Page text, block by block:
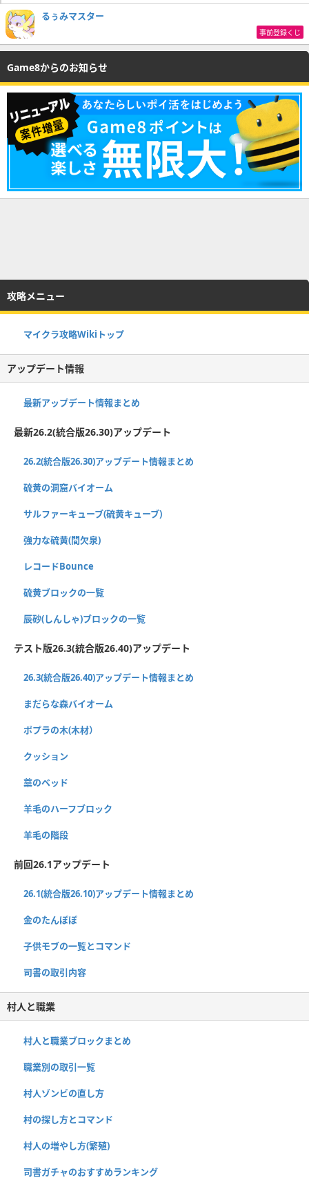
るぅみマスター
事前登録くじ
Game8からのお知らせ
攻略メニュー
マイクラ攻略Wikiトップ
アップデート情報
最新アップデート情報まとめ
最新26.2(統合版26.30)アップデート
26.2(統合版26.30)アップデート情報まとめ
硫黄の洞窟バイオーム
サルファーキューブ(硫黄キューブ)
強力な硫黄(間欠泉)
レコードBounce
硫黄ブロックの一覧
辰砂(しんしゃ)ブロックの一覧
テスト版26.3(統合版26.40)アップデート
26.3(統合版26.40)アップデート情報まとめ
まだらな森バイオーム
ポプラの木(木材）
クッション
藁のベッド
羊毛のハーフブロック
羊毛の階段
前回26.1アップデート
26.1(統合版26.10)アップデート情報まとめ
金のたんぽぽ
子供モブの一覧とコマンド
司書の取引内容
村人と職業
村人と職業ブロックまとめ
職業別の取引一覧
村人ゾンビの直し方
村の探し方とコマンド
村人の増やし方(繁殖)
司書ガチャのおすすめランキング